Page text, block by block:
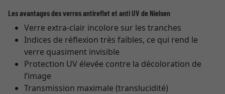
Les avantages des verres antireflet et anti UV de Nielsen
Verre extra-clair incolore sur les tranches
Indices de réflexion très faibles, ce qui rend le
verre quasiment invisible
Protection UV élevée contre la décoloration de
l’image
Transmission maximale (translucidité)